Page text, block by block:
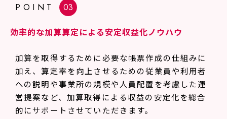
POINT
効率的な加算算定による安定収益化ノウハウ
加算を取得するために必要な帳票作成の仕組みに
加え、算定率を向上させるための従業員や利用者
への説明や事業所の規模や人員配置を考慮した運
営提案など、加算取得による収益の安定化を総合
的にサポートさせていただきます。